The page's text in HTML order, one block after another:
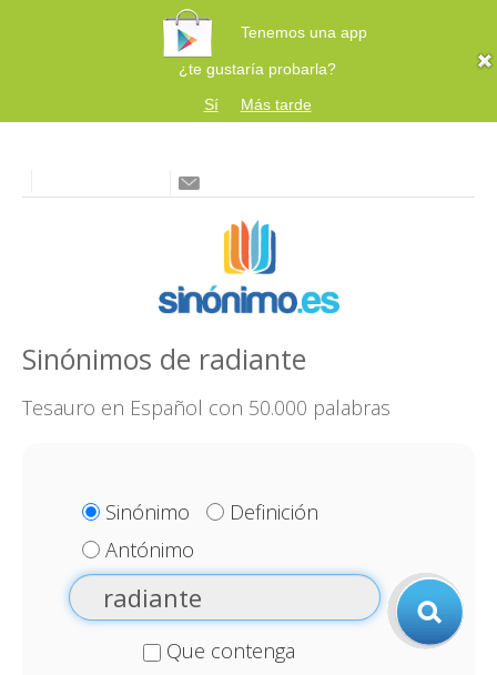
Tenemos una app
¿te gustaría probarla?
Sí
Más tarde
Sinónimos de radiante
Tesauro en Español con 50.000 palabras
Sinónimo
Definición
Antónimo
Que contenga